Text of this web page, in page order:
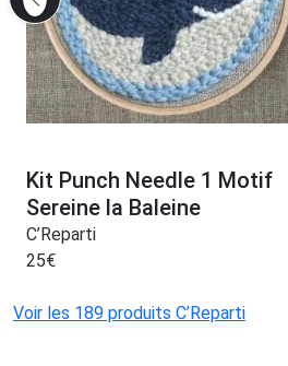
Kit Punch Needle 1 Motif
Sereine la Baleine
C’Reparti
25€
Voir les 189 produits C’Reparti